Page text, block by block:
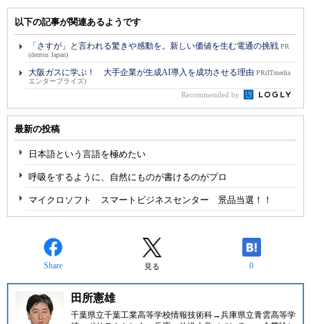
以下の記事が関連あるようです
「さすが」と言われる驚きや感動を。新しい価値を生む電通の挑戦 PR
(dentsu Japan)
大阪ガスに学ぶ！ 大手企業が生成AI導入を成功させる理由 PR(ITmedia
エンタープライズ)
Recommended by
最新の投稿
日本語という言語を極めたい
呼吸をするように、自然にものが書けるのがプロ
マイクロソフト スマートビジネスセンター 景品当選！！
Share 見る 0
田所憲雄
千葉県立千葉工業高等学校情報技術科→兵庫県立青雲高等学